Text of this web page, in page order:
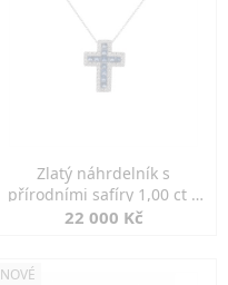
Zlatý náhrdelník s
přírodními safíry 1,00 ct a
diamanty
22 000 Kč
NOVÉ